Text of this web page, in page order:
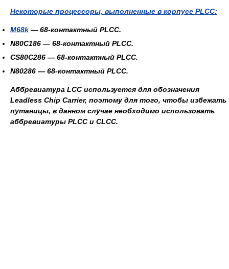
Некоторые процессоры, выполненные в корпусе PLCC:
M68k — 68-контактный PLCC.
N80C186 — 68-контактный PLCC.
CS80C286 — 68-контактный PLCC.
N80286 — 68-контактный PLCC.
Аббревиатура LCC используется для обозначения
Leadless Chip Carrier, поэтому для того, чтобы избежать
путаницы, в данном случае необходимо использовать
аббревиатуры PLCC и CLCC.